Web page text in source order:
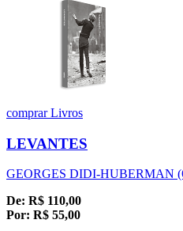
comprarLivros
LEVANTES
GEORGES DIDI-HUBERMAN
De: R$ 110,00
Por: R$ 55,00